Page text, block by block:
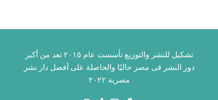
تشكيل للنشر والتوزيع تأسست عام ٢٠١٥ تعد من أكبر
دور النشر فى مصر حاليًا والحاصلة على أفضل دار نشر
مصرية ٢٠٢٢